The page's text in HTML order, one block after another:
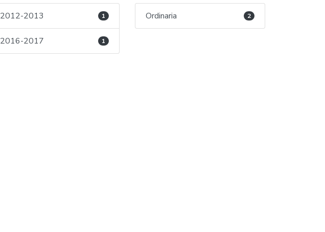
2012-2013 1
2016-2017 1
Ordinaria 2